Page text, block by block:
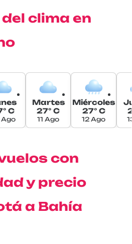
clima en
C
Ago
Martes
27° C
11 Ago
Miércoles
27° C
12 Ago
con
y precio
a Bahía